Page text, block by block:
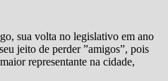
sua volta no legislativo em ano
jeito de perder ”amigos”, pois
representante na cidade,